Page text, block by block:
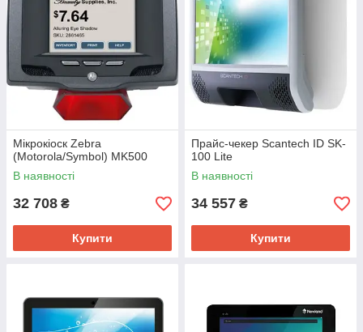
Мікрокіоск Zebra
(Motorola/Symbol) MK500
В наявності
32 708 ₴
Купити
Прайс-чекер Scantech ID SK-
100 Lite
В наявності
34 557 ₴
Купити